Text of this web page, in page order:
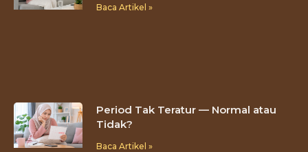
Baca Artikel »
Period Tak Teratur — Normal atau
Tidak?
Baca Artikel »